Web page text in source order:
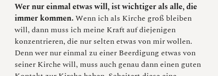
Wer nur einmal etwas will, ist wichtiger als alle, die
immer kommen.Wenn ich als Kirche groß bleiben
will, dann muss ich meine Kraft auf diejenigen
konzentrieren, die nur selten etwas von mir wollen.
Denn wer nur einmal zu einer Beerdigung etwas von
seiner Kirche will, muss auch genau dann einen guten